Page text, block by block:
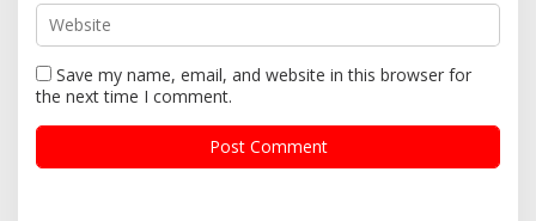
Save my name, email, and website in this browser for
the next time I comment.